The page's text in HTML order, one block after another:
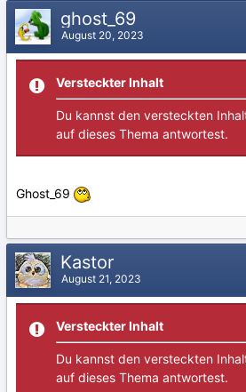
ghost_69
August 20, 2023
Versteckter Inhalt
Du kannst den versteckten
auf dieses Thema antwortest.
Ghost_69
Kastor
August 21, 2023
Versteckter Inhalt
Du kannst den versteckten
auf dieses Thema antwortest.